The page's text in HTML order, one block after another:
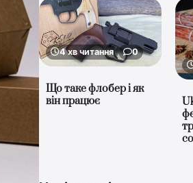
4 хв читання 0
Що таке флобер і як
він працює